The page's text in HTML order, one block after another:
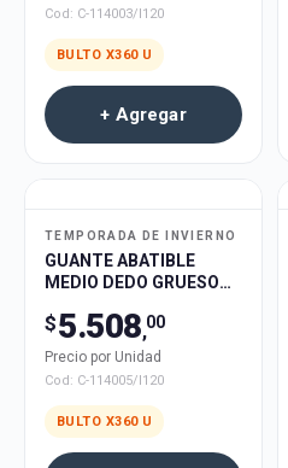
Cod: C-114003/I120
BULTO X360 U
+ Agregar
TEMPORADA DE INVIERNO
GUANTE ABATIBLE
MEDIO DEDO GRUESO
$5.508,00
Precio por Unidad
Cod: C-114005/I120
BULTO X360 U